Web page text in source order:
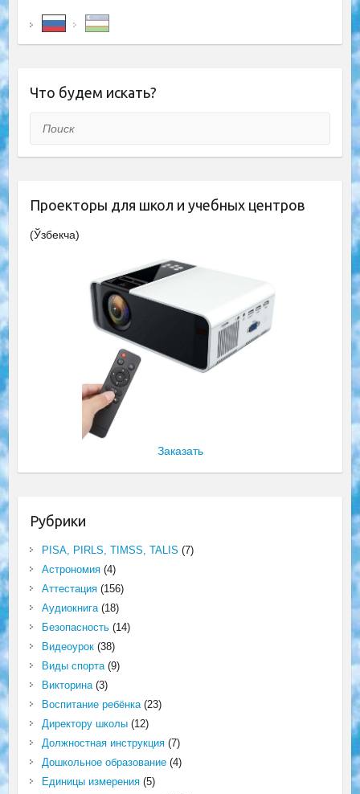
Что будем искать?
Поиск
Проекторы для школ и учебных центров
(Ўзбекча)
Заказать
Рубрики
PISA, PIRLS, TIMSS, TALIS (7)
Астрономия(4)
Аттестация(156)
Аудиокнига(18)
Безопасность(14)
Видеоурок(38)
Виды спорта(9)
Викторина(3)
Воспитание ребёнка(23)
Директору школы(12)
Должностная инструкция(7)
Дошкольное образование(4)
Единицы измерения(5)